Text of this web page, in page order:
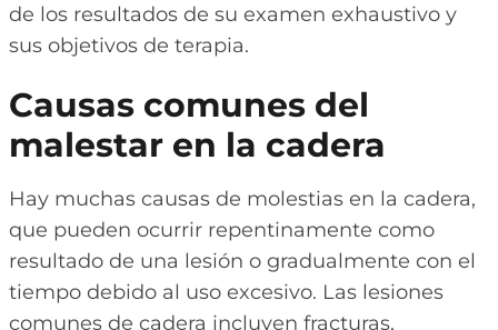
de los resultados de su examen exhaustivo y
sus objetivos de terapia.
Causas comunes del
malestar en la cadera
Hay muchas causas de molestias en la cadera,
que pueden ocurrir repentinamente como
resultado de una lesión o gradualmente con el
tiempo debido al uso excesivo. Las lesiones
comunes de cadera incluyen fracturas,